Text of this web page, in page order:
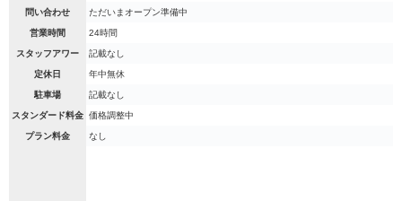
問い合わせ ただいまオープン準備中
営業時間 24時間
スタッフアワー 記載なし
定休日 年中無休
駐車場 記載なし
スタンダード料金 価格調整中
プラン料金 なし